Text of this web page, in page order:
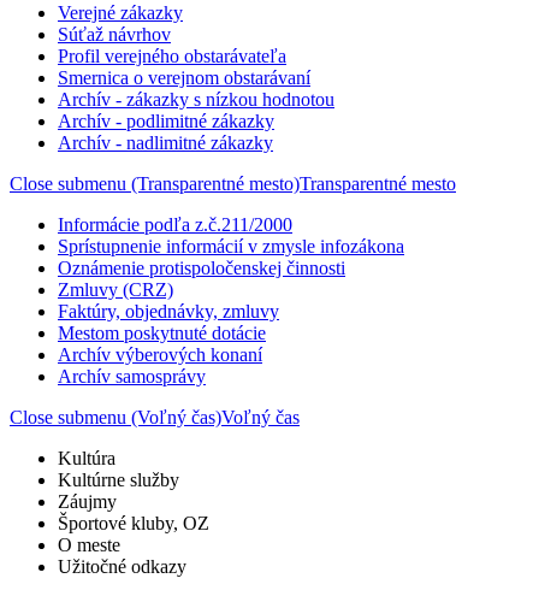
Verejné zákazky
Súťaž návrhov
Profil verejného obstarávateľa
Smernica o verejnom obstarávaní
Archív - zákazky s nízkou hodnotou
Archív - podlimitné zákazky
Archív - nadlimitné zákazky
Close submenu (Transparentné mesto)Transparentné mesto
Informácie podľa z.č.211/2000
Sprístupnenie informácií v zmysle infozákona
Oznámenie protispoločenskej činnosti
Zmluvy (CRZ)
Faktúry, objednávky, zmluvy
Mestom poskytnuté dotácie
Archív výberových konaní
Archív samosprávy
Close submenu (Voľný čas)Voľný čas
Kultúra
Kultúrne služby
Záujmy
Športové kluby, OZ
O meste
Užitočné odkazy